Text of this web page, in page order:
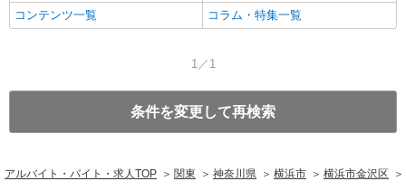
コンテンツ一覧
コラム・特集一覧
1／1
条件を変更して再検索
アルバイト・バイト・求人TOP 関東 神奈川県 横浜市 横浜市金沢区